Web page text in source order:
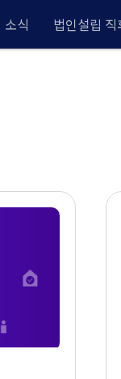
소식 법인설립 직